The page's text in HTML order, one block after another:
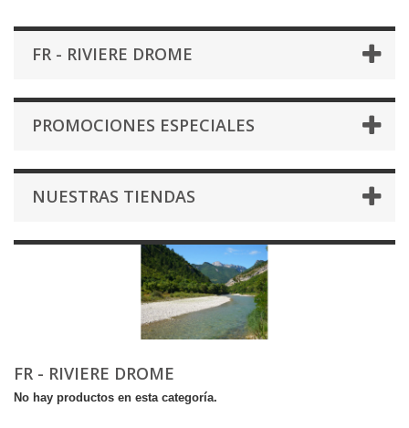
FR - RIVIERE DROME
PROMOCIONES ESPECIALES
NUESTRAS TIENDAS
FR - RIVIERE DROME
No hay productos en esta categoría.